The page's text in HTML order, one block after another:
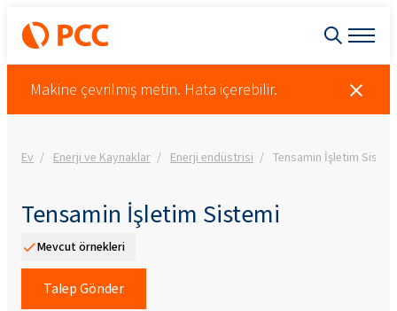
Makine çevrilmiş metin. Hata içerebilir.
Ev Enerji ve Kaynaklar Enerji endüstrisi Tensamin İşletim
Tensamin İşletim Sistemi
Mevcut örnekleri
Talep Gönder